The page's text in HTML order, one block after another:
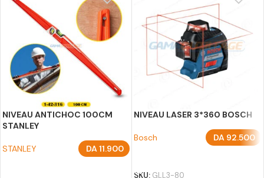
NIVEAU ANTICHOC 100CM
STANLEY
STANLEY DA11.900
NIVEAU LASER 3*360 BOSCH
Bosch DA 92.500
SKU: GLL3-80